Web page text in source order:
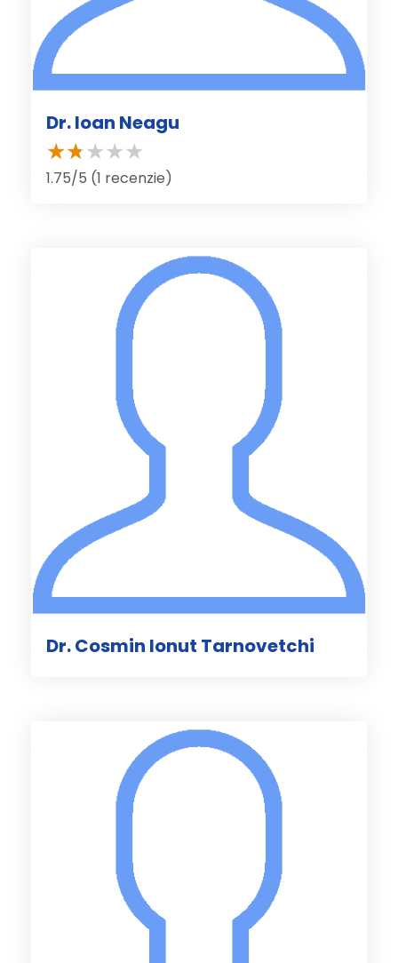
Dr. Ioan Neagu
1.75/5 (1 recenzie)
Dr. Cosmin Ionut Tarnovetchi